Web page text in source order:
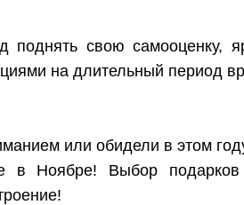
свою самооценку,
на длительный период
или обидели в этом
в Ноябре! Выбор